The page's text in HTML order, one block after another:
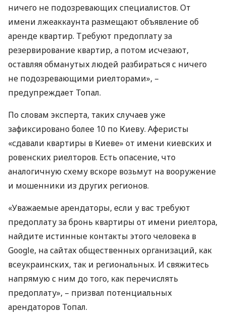
ничего не подозревающих специалистов. От
имени лжеаккаунта размещают объявление об
аренде квартир. Требуют предоплату за
резервирование квартир, а потом исчезают,
оставляя обманутых людей разбираться с ничего
не подозревающими риелторами», –
предупреждает Топал.
По словам эксперта, таких случаев уже
зафиксировано более 10 по Киеву. Аферисты
«сдавали квартиры в Киеве» от имени киевских и
ровенских риелторов. Есть опасение, что
аналогичную схему вскоре возьмут на вооружение
и мошенники из других регионов.
«Уважаемые арендаторы, если у вас требуют
предоплату за бронь квартиры от имени риелтора,
найдите истинные контакты этого человека в
Google, на сайтах общественных организаций, как
всеукраинских, так и региональных. И свяжитесь
напрямую с ним до того, как перечислять
предоплату», – призвал потенциальных
арендаторов Топал.